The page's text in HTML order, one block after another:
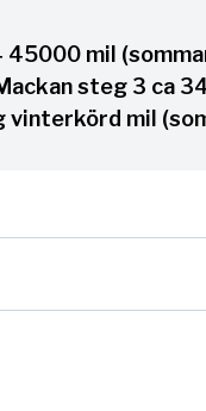
mil
steg 3 ca
vinterkörd mil